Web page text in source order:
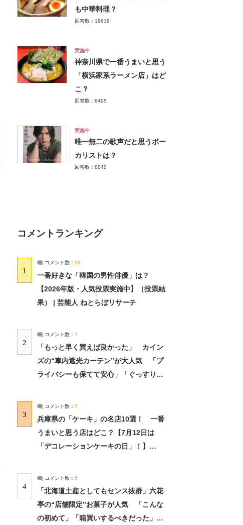
も中華料理？
回答数：19619
実施中
神奈川県で一番うまいと思う
「横浜家系ラーメン店」はど
こ？
回答数：8495
実施中
唯一無二の歌声だと思うボー
カリストは？
回答数：8040
コメントランキング
1
コメント数： 20
一番好きな「韓国の男性俳優」は？
【2026年版・人気投票実施中】（投票結
果） | 芸能人 ねとらぼリサーチ
2
コメント数： 7
「もっと早く買えば良かった」 カイン
ズの“車内遮光カーテン”が大人気 「プ
ライバシーも保てて安心」「ぐっすり眠
3
コメント数： 7
兵庫県の「ケーキ」の名店10選！ 一番
うまいと思う店はどこ？【7月12日は
「デコレーションケーキの日」！】
4
コメント数： 5
「北海道土産としてもセンス抜群」六花
亭の“店舗限定”お菓子が人気 「こんな
の初めて」「箱買いするべきだった」